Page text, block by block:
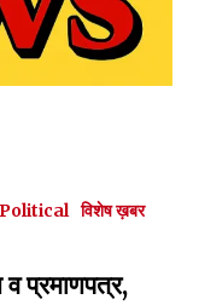
Political विशेष ख़बर
व प्रमाणपत्र,